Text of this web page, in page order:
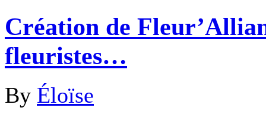
Création de
fleuristes…
By Éloïse